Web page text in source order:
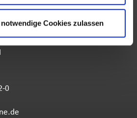
Cookies zulassen
e.V.
Bildungszentrum
0